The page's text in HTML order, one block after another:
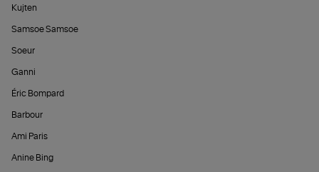
Kujten
Samsoe Samsoe
Soeur
Ganni
Éric Bompard
Barbour
Ami Paris
Anine Bing